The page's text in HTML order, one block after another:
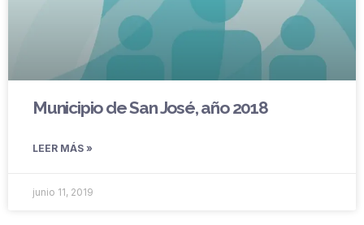
Municipio de San José, año 2018
LEER MÁS »
junio 11, 2019